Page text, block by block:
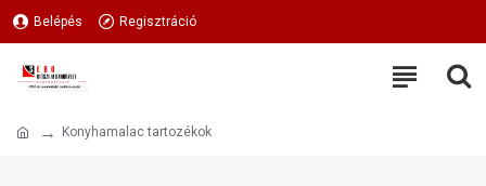
Belépés Regisztráció
Konyhamalac tartozékok